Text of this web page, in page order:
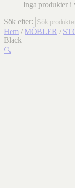
Inga produkter i
Sök efter:
Hem / MÖBLER /
Black
🔍